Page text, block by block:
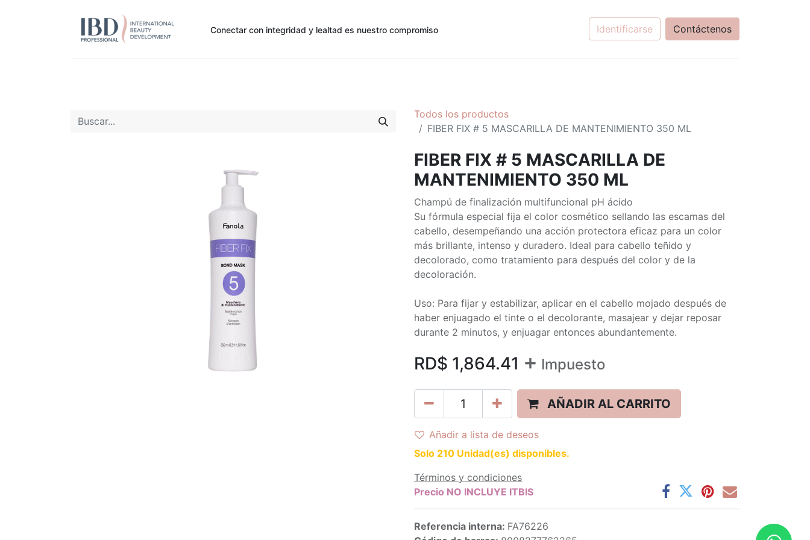
Conectar con integridad y lealtad es nuestro compromiso Identificarse Contáctenos
Todos los productos
FIBER FIX # 5 MASCARILLA DE MANTENIMIENTO 350 ML
FIBER FIX # 5 MASCARILLA DE
MANTENIMIENTO 350 ML
Champú de finalización multifuncional pH ácido
Su fórmula especial fija el color cosmético sellando las escamas del
cabello, desempeñando una acción protectora eficaz para un color
más brillante, intenso y duradero. Ideal para cabello teñido y
decolorado, como tratamiento para después del color y de la
decoloración.
Uso: Para fijar y estabilizar, aplicar en el cabello mojado después de
haber enjuagado el tinte o el decolorante, masajear y dejar reposar
durante 2 minutos, y enjuagar entonces abundantemente.
RD$ 1,864.41 + Impuesto
AÑADIR AL CARRITO
Añadir a lista de deseos
Solo 210 Unidad(es) disponibles.
Términos y condiciones
Precio NO INCLUYE ITBIS
Referencia interna: FA76226